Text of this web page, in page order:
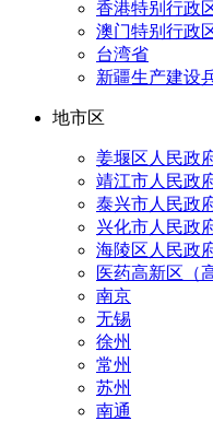
香港特别行政
澳门特别行政
台湾省
新疆生产建设
地市区
姜堰区人民政
靖江市人民政
泰兴市人民政
兴化市人民政
海陵区人民政
医药高新区（
南京
无锡
徐州
常州
苏州
南通